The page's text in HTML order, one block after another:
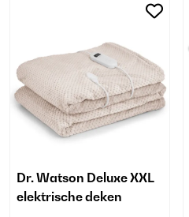
Dr. Watson Deluxe XXL
elektrische deken